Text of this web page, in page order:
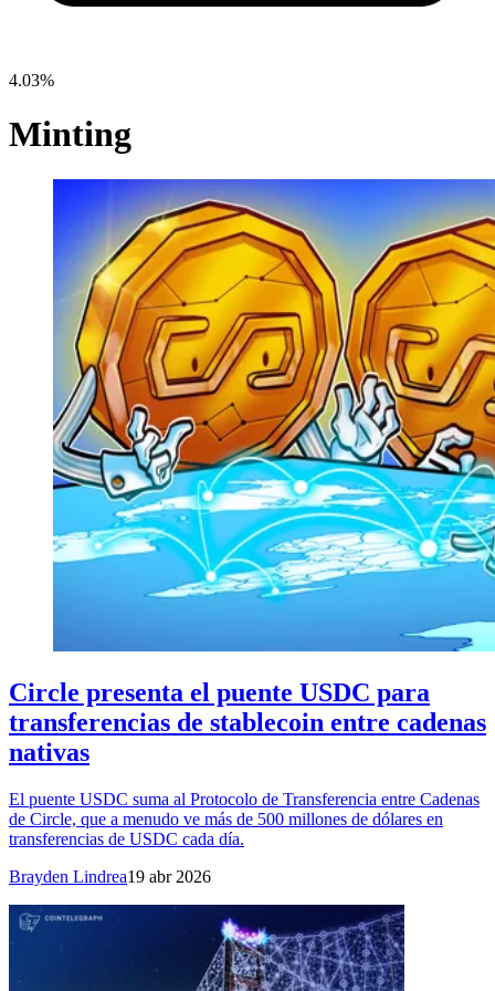
4.03%
Minting
Circle presenta el puente USDC para
transferencias de stablecoin entre cadenas
nativas
El puente USDC suma al Protocolo de Transferencia entre Cadenas
de Circle, que a menudo ve más de 500 millones de dólares en
transferencias de USDC cada día.
Brayden Lindrea19 abr 2026